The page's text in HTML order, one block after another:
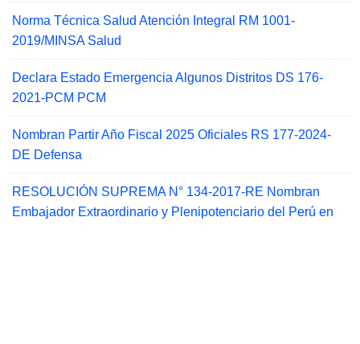
Norma Técnica Salud Atención Integral RM 1001-
2019/MINSA Salud
Declara Estado Emergencia Algunos Distritos DS 176-
2021-PCM PCM
Nombran Partir Año Fiscal 2025 Oficiales RS 177-2024-
DE Defensa
RESOLUCIÓN SUPREMA N° 134-2017-RE Nombran
Embajador Extraordinario y Plenipotenciario del Perú en